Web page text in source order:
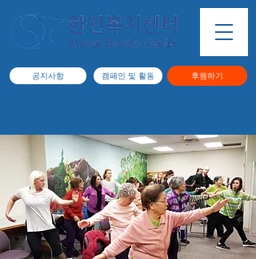
공지사항 캠페인 및 활동 후원하기